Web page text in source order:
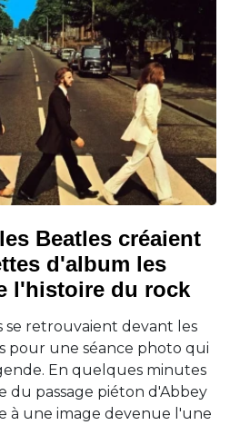
Beatles créaient
d'album les
l'histoire du rock
se retrouvaient devant les
pour une séance photo qui
En quelques minutes
du passage piéton d'Abbey
à une image devenue l'une